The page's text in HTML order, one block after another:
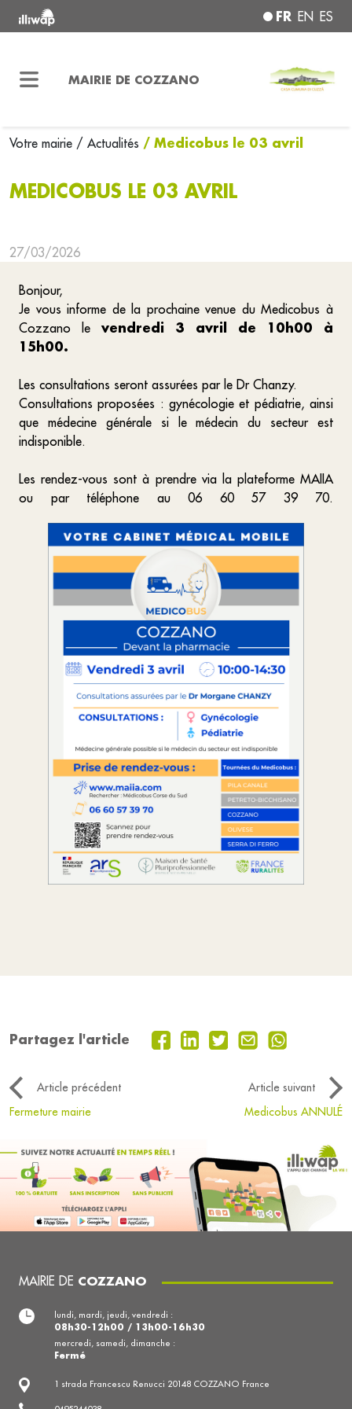
FR EN ES
MAIRIE DE COZZANO
Votre mairie / Actualités / Medicobus le 03 avril
MEDICOBUS LE 03 AVRIL
27/03/2026
Bonjour,
Je vous informe de la prochaine venue du Medicobus à
Cozzano le vendredi 3 avril de 10h00 à
15h00.
Les consultations seront assurées par le Dr Chanzy.
Consultations proposées : gynécologie et pédiatrie, ainsi
que médecine générale si le médecin du secteur est
indisponible.
Les rendez-vous sont à prendre via la plateforme MAIIA
ou par téléphone au 06 60 57 39 70.
Partagez l'article
Article précédent
Article suivant
Fermeture mairie
Medicobus ANNULÉ
MAIRIE DE COZZANO
1 strada Francescu Renucci 20148 COZZANO France
lundi, mardi, jeudi, vendredi :
08h30-12h00 / 13h00-16h30
mercredi, samedi, dimanche :
Fermé